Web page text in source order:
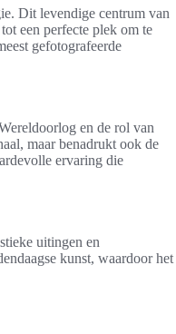
Dit levendige centrum van
een perfecte plek om te
gefotografeerde
en de rol van
maar benadrukt ook de
ervaring die
uitingen en
kunst, waardoor het